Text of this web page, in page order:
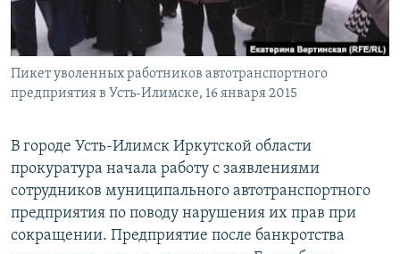
СОЦИАЛЬНЫЕ СЕТИ
Все сайты РСЕ/РС
Пикет уволенных работников автотранспортного
предприятия в Усть-Илимске, 16 января 2015
В городе Усть-Илимск Иркутской области
прокуратура начала работу с заявлениями
сотрудников муниципального автотранспортного
предприятия по поводу нарушения их прав при
сокращении. Предприятие после банкротства